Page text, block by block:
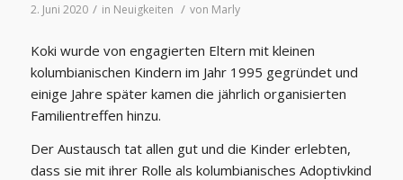
2. Juni 2020 / in Neuigkeiten / von Marly
Koki wurde von engagierten Eltern mit kleinen
kolumbianischen Kindern im Jahr 1995 gegründet und
einige Jahre später kamen die jährlich organisierten
Familientreffen hinzu.
Der Austausch tat allen gut und die Kinder erlebten,
dass sie mit ihrer Rolle als kolumbianisches Adoptivkind